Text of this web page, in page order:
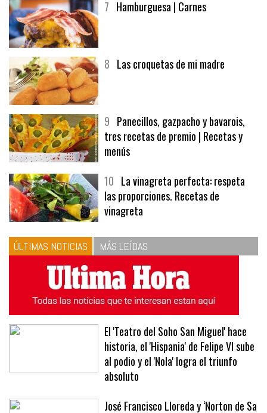
9Panecillos, gazpacho y bavarois,
tres recetas de premio | Recetas y
menús
10La vinagreta perfecta: respeta
las proporciones. Recetas de
vinagreta
ÚLTIMAS NOTICIAS MÁS LEÍDAS
El 'Teatro del Soho San Miguel' hace
historia, el 'Hispania' de Felipe VI sube
al podio y el 'Nola' logra el triunfo
absoluto